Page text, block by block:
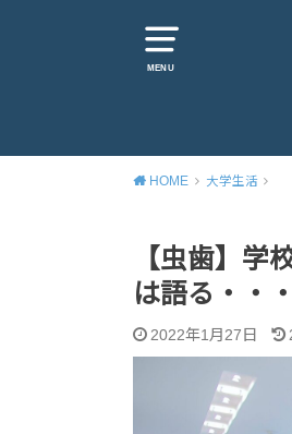
MENU
HOME 大学生活
【虫歯】
は語る・・
2022年1月27日